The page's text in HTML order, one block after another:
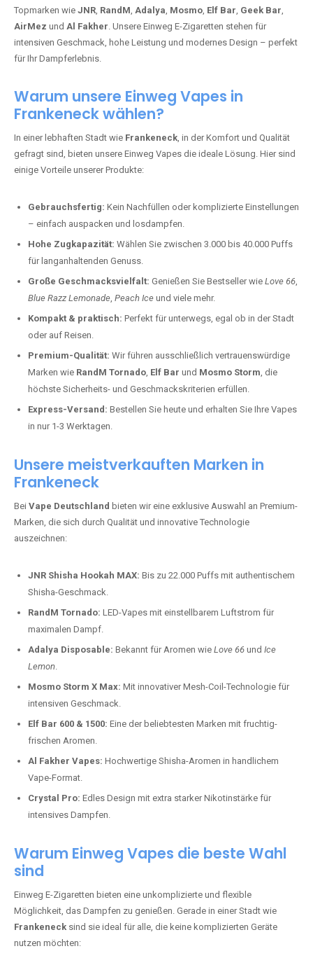
Topmarken wie JNR, RandM, Adalya, Mosmo, Elf Bar, Geek Bar,
AirMez und Al Fakher. Unsere Einweg E-Zigaretten stehen für
intensiven Geschmack, hohe Leistung und modernes Design – perfekt
für Ihr Dampferlebnis.
Warum unsere Einweg Vapes in
Frankeneck wählen?
In einer lebhaften Stadt wie Frankeneck, in der Komfort und Qualität
gefragt sind, bieten unsere Einweg Vapes die ideale Lösung. Hier sind
einige Vorteile unserer Produkte:
Gebrauchsfertig: Kein Nachfüllen oder komplizierte Einstellungen
– einfach auspacken und losdampfen.
Hohe Zugkapazität: Wählen Sie zwischen 3.000 bis 40.000 Puffs
für langanhaltenden Genuss.
Große Geschmacksvielfalt: Genießen Sie Bestseller wie Love 66,
Blue Razz Lemonade, Peach Ice und viele mehr.
Kompakt & praktisch: Perfekt für unterwegs, egal ob in der Stadt
oder auf Reisen.
Premium-Qualität: Wir führen ausschließlich vertrauenswürdige
Marken wie RandM Tornado, Elf Bar und Mosmo Storm, die
höchste Sicherheits- und Geschmackskriterien erfüllen.
Express-Versand: Bestellen Sie heute und erhalten Sie Ihre Vapes
in nur 1-3 Werktagen.
Unsere meistverkauften Marken in
Frankeneck
Bei Vape Deutschland bieten wir eine exklusive Auswahl an Premium-
Marken, die sich durch Qualität und innovative Technologie
auszeichnen:
JNR Shisha Hookah MAX: Bis zu 22.000 Puffs mit authentischem
Shisha-Geschmack.
RandM Tornado: LED-Vapes mit einstellbarem Luftstrom für
maximalen Dampf.
Adalya Disposable: Bekannt für Aromen wie Love 66 und Ice
Lemon.
Mosmo Storm X Max: Mit innovativer Mesh-Coil-Technologie für
intensiven Geschmack.
Elf Bar 600 & 1500: Eine der beliebtesten Marken mit fruchtig-
frischen Aromen.
Al Fakher Vapes: Hochwertige Shisha-Aromen in handlichem
Vape-Format.
Crystal Pro: Edles Design mit extra starker Nikotinstärke für
intensives Dampfen.
Warum Einweg Vapes die beste Wahl
sind
Einweg E-Zigaretten bieten eine unkomplizierte und flexible
Möglichkeit, das Dampfen zu genießen. Gerade in einer Stadt wie
Frankeneck sind sie ideal für alle, die keine komplizierten Geräte
nutzen möchten: